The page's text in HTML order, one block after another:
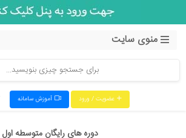
منوی سایت
عضویت / ورود آموزش سامانه
دوره های رایگان متوسطه اول